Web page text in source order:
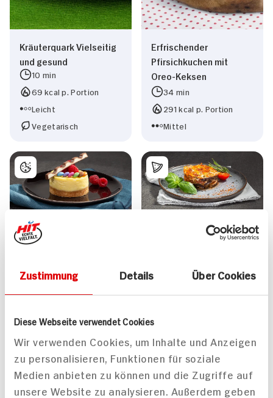
Zustimmung Details Über Cookies
Diese Webseite verwendet Cookies
Wir verwenden Cookies, um Inhalte und Anzeigen
zu personalisieren, Funktionen für soziale
Medien anbieten zu können und die Zugriffe auf
unsere Website zu analysieren. Außerdem geben
Kräuterquark Vielseitig
und gesund
10 min
69 kcal p. Portion
Leicht
Vegetarisch
Erfrischender
Pfirsichkuchen mit
Oreo-Keksen
34 min
291 kcal p. Portion
Mittel
Mini-Cheesecakes Auberginen-Auflauf
680 kcal p. Portion